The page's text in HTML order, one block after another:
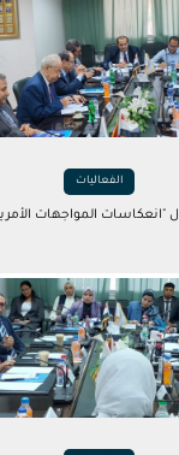
الفعاليات
المواجهات